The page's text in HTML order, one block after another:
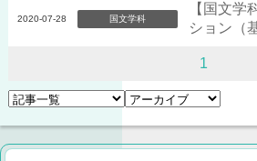
2020-07-28 国文学科
【国文学
ション（
1